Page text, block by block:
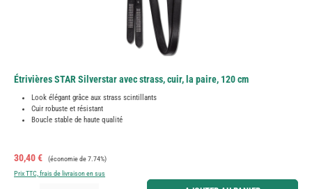
Étrivières STAR Silverstar avec strass, cuir, la paire, 120 cm
Look élégant grâce aux strass scintillants
Cuir robuste et résistant
Boucle stable de haute qualité
Prix de vente :
30,40 € Prix régulier :
(économie de 7.74%)
Prix TTC, frais de livraison en sus
Quantité de produit : Entrez la quantité souhaitée ou utilisez les boutons pour augmenter ou